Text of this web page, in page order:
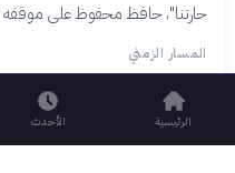
حارتنا"، حافظ محفوظ على موقفه
المسار الزمني
1939 بدأ النشر في مجلة
الانتقال للكتابة
الرئيسية الأحدث